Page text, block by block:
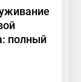
полный